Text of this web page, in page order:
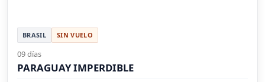
BRASIL SIN VUELO
09 días
PARAGUAY IMPERDIBLE